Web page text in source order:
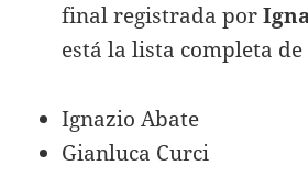
final registrada por
está la lista completa
Ignazio Abate
Gianluca Curci